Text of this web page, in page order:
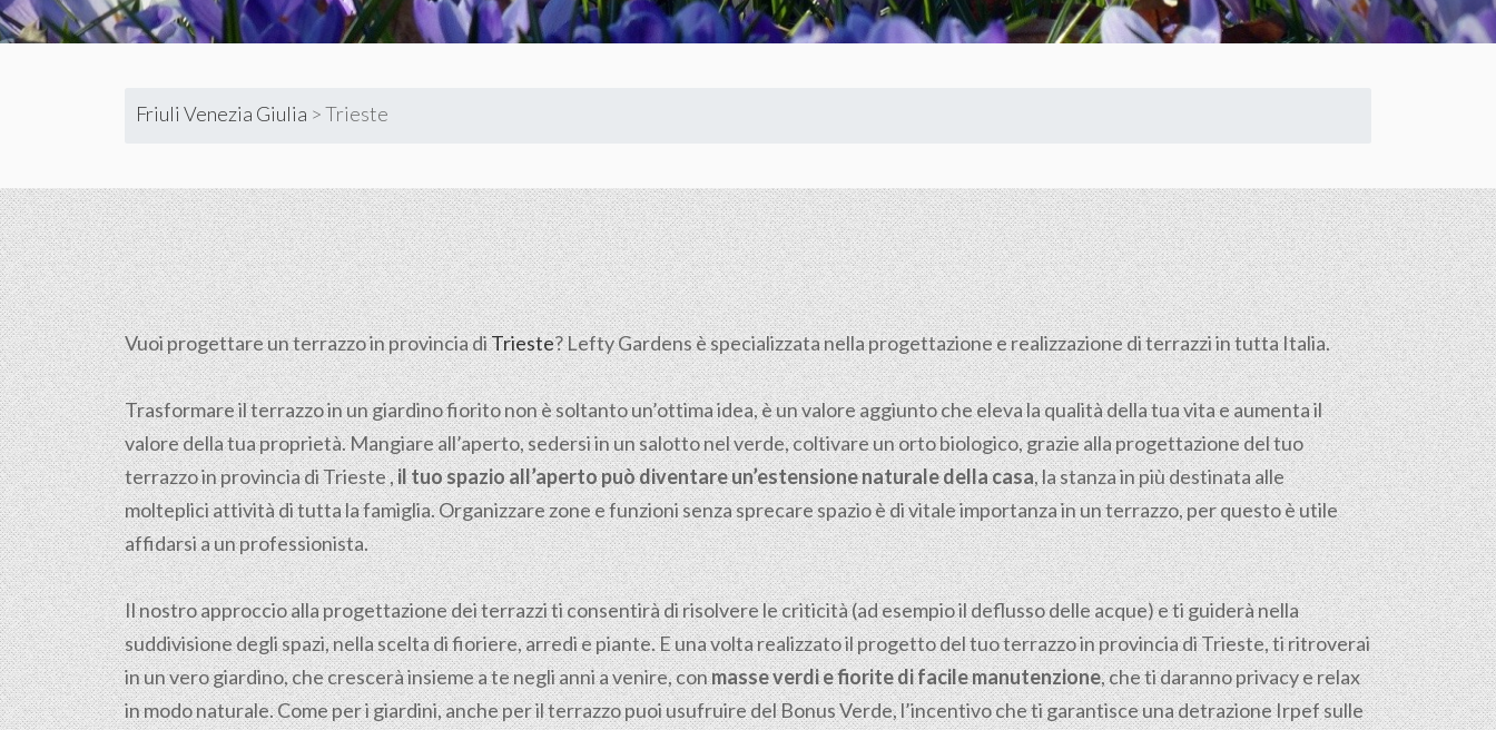
Friuli Venezia Giulia >Trieste
Vuoi progettare un terrazzo in provincia diTrieste? Lefty Gardens è specializzata nella progettazione e realizzazione di terrazzi in tutta Italia.
Trasformare il terrazzo in un giardino fiorito non è soltanto un’ottima idea, è un valore aggiunto che eleva la qualità della tua vita e aumenta il
valore della tua proprietà. Mangiare all’aperto, sedersi in un salotto nel verde, coltivare un orto biologico, grazie alla progettazione del tuo
terrazzo in provincia di Trieste ,il tuo spazio all’aperto può diventare un’estensione naturale della casa, la stanza in più destinata alle
molteplici attività di tutta la famiglia. Organizzare zone e funzioni senza sprecare spazio è di vitale importanza in un terrazzo, per questo è utile
affidarsi a un professionista.
Il nostro approccio alla progettazione dei terrazzi ti consentirà di risolvere le criticità (ad esempio il deflusso delle acque) e ti guiderà nella
suddivisione degli spazi, nella scelta di fioriere, arredi e piante. E una volta realizzato il progetto del tuo terrazzo in provincia di Trieste, ti ritroverai
in un vero giardino, che crescerà insieme a te negli anni a venire, conmasse verdi e fiorite di facile manutenzione, che ti daranno privacy e relax
in modo naturale. Come per i giardini, anche per il terrazzo puoi usufruire del Bonus Verde, l’incentivo che ti garantisce una detrazione Irpef sulle